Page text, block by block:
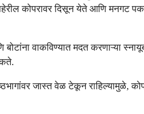
कोपरावर दिसून येते आणि मनगट
वाकविण्यात मदत करणाऱ्या
जास्त वेळ टेकून राहिल्यामुळे,